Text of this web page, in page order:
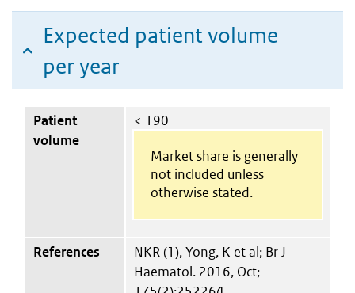
Expected patient volume
per year
Patient
volume
< 190
Market share is generally
not included unless
otherwise stated.
References
NKR (1), Yong, K et al; Br J
Haematol. 2016, Oct;